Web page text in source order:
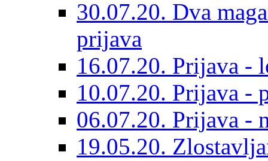
30.07.20. Dva
prijava
16.07.20. Prijava -
10.07.20. Prijava -
06.07.20. Prijava -
19.05.20.